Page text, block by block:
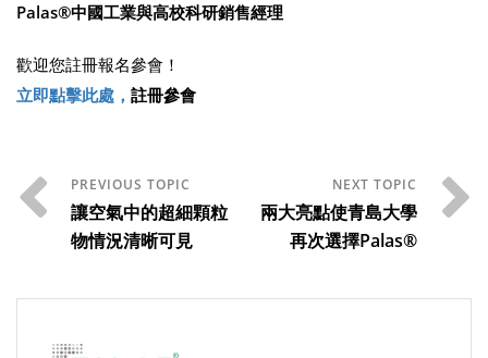
Palas®中國工業與高校科研銷售經理
歡迎您註冊報名參會！
立即點擊此處， 註冊參會
讓空氣中的超細顆粒
物情況清晰可見
兩大亮點使青島大學
再次選擇Palas®